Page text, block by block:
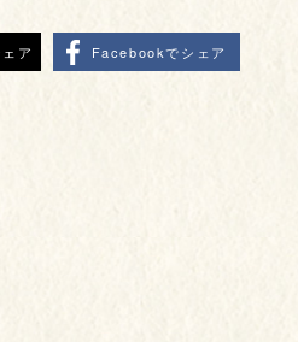
ア Facebookでシェア